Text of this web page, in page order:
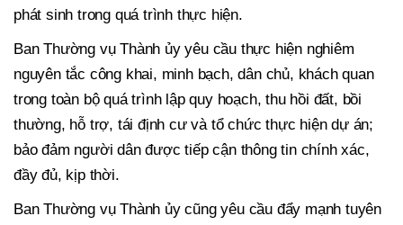
phát sinh trong quá trình thực hiện.
Ban Thường vụ Thành ủy yêu cầu thực hiện nghiêm
nguyên tắc công khai, minh bạch, dân chủ, khách quan
trong toàn bộ quá trình lập quy hoạch, thu hồi đất, bồi
thường, hỗ trợ, tái định cư và tổ chức thực hiện dự án;
bảo đảm người dân được tiếp cận thông tin chính xác,
đầy đủ, kịp thời.
Ban Thường vụ Thành ủy cũng yêu cầu đẩy mạnh tuyên